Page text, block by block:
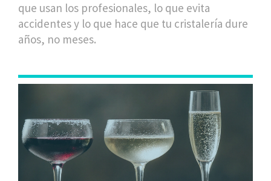
que usan los profesionales, lo que evita
accidentes y lo que hace que tu cristalería dure
años, no meses.